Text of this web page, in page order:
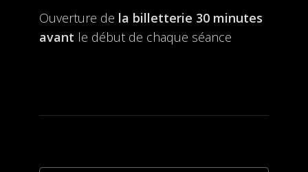
Ouverture de la billetterie 30 minutes
avant le début de chaque séance